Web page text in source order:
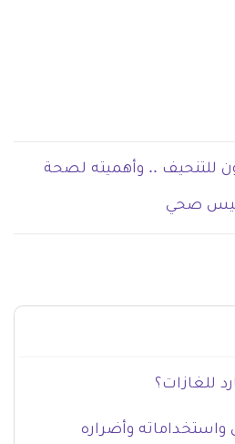
للتنحيف .. وأهميته لصحة
صحي
للغازات؟
واستخداماته وأضراره